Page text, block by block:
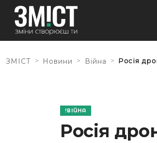
ЗМІСТ > Новини > Війна > Росія
ВІЙНА
Росія